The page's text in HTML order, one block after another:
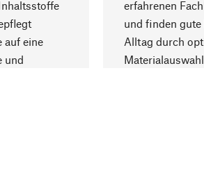
auf eine
und
erfahrenen
und finden
Alltag durch